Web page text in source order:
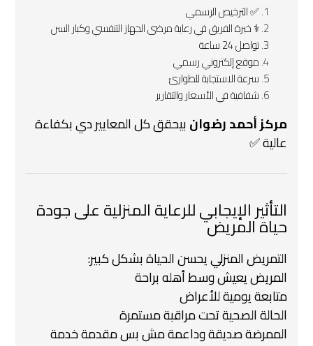
✅ الترخيص الرسمي
‍⚕️ خبرة الفريق في رعاية مرضى الجهاز التنفسي وكبار السن
تواصل 24 ساعة
موقع إلكتروني رسمي
سرعة الاستجابة للطوارئ
شفافية في الأسعار والتقارير
مركز أحمد رضوانبيحقق كل المعايير دي بكفاءة
عالية ✅
التأثير الإيجابي للرعاية المنزلية على جودة
حياة المريض
التمريض المنزلي يحسن الحياة بشكل كبير:
المريض يعيش وسط أهله براحة
متابعة يومية للأعراض
الحالة الصحية تحت مراقبة مستمرة
الممرضة صديقة وداعمة مش بس مقدمة خدمة